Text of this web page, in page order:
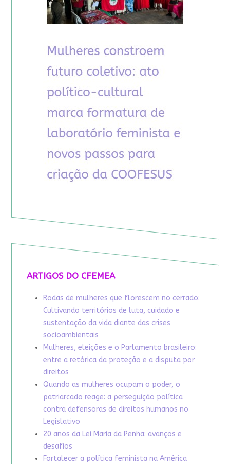
ARTIGOS DO CFEMEA
Rodas de mulheres que florescem no cerrado:
Cultivando territórios de luta, cuidado e
sustentação da vida diante das crises
socioambientais
Mulheres, eleições e o Parlamento brasileiro:
entre a retórica da proteção e a disputa por
direitos
Quando as mulheres ocupam o poder, o
patriarcado reage: a perseguição política
contra defensoras de direitos humanos no
Legislativo
20 anos da Lei Maria da Penha: avanços e
desafios
Fortalecer a política feminista na América